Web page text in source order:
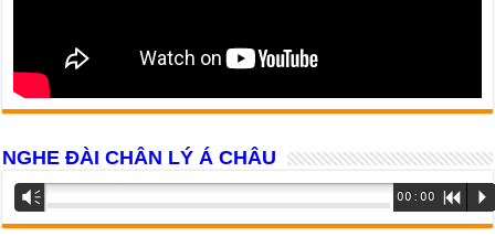
NGHE ĐÀI CHÂN LÝ Á CHÂU
Trình
phát
âm
Vm 00:00 R P